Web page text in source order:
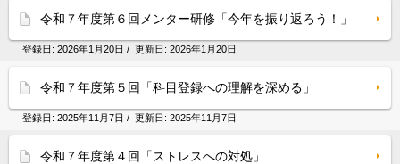
令和７年度第６回メンター研修「今年を振り返ろう！」
登録日: 2026年1月20日 / 更新日: 2026年1月20日
令和７年度第５回「科目登録への理解を深める」
登録日: 2025年11月7日 / 更新日: 2025年11月7日
令和７年度第４回「ストレスへの対処」